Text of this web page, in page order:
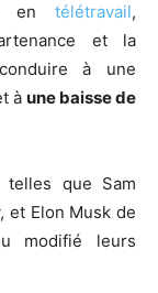
en télétravail,
et la
à une
à une baisse de
telles que Sam
et Elon Musk de
modifié leurs